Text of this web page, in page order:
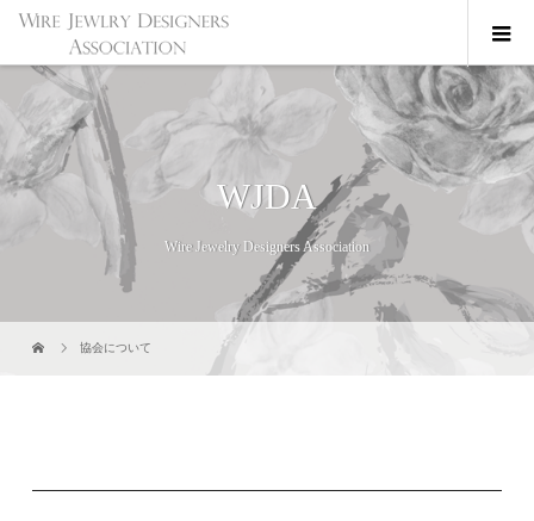
WJDA
Wire Jewelry Designers Association
協会について